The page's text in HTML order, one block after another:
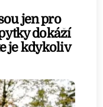
jen pro
dokáží
je kdykoliv